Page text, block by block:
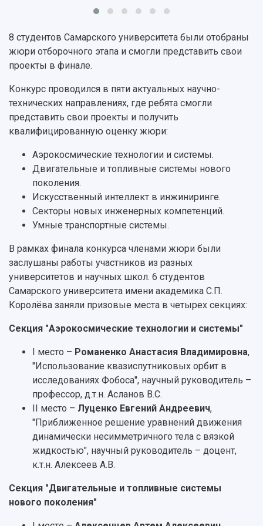
Устойчивое развитие
Кампус
3D-тур по университету
Учебный аэродром
Центр истории авиационных двигателей
Ботанический сад
Умный дом бабочек
Сведения об образовательной организации
Официальные документы
Научные конференции
Патенты
Публикации и издания
8 студентов Самарского университета были отобраны
жюри отборочного этапа и смогли представить свои
проекты в финале.
Конкурс проводился в пяти актуальных научно-
технических направлениях, где ребята смогли
представить свои проекты и получить
квалифицированную оценку жюри:
Аэрокосмические технологии и системы.
Двигательные и топливные системы нового
поколения.
Искусственный интеллект в инжиниринге.
Секторы новых инженерных компетенций.
Умные транспортные системы.
В рамках финала конкурса членами жюри были
заслушаны работы участников из разных
университетов и научных школ. 6 студентов
Самарского университета имени академика С.П.
Королёва заняли призовые места в четырех секциях:
Секция "Аэрокосмические технологии и системы"
I место – Романенко Анастасия Владимировна,
"Использование квазиспутниковых орбит в
исследованиях Фобоса", научный руководитель –
профессор, д.т.н. Асланов В.С.
II место – Луценко Евгений Андреевич,
"Приближенное решение уравнений движения
динамически несимметричного тела с вязкой
жидкостью", научный руководитель – доцент,
к.т.н. Алексеев А.В.
Секция "Двигательные и топливные системы
нового поколения"